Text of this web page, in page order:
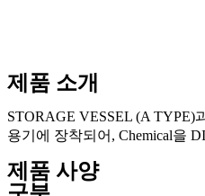
제품 소개
STORAGE VESSEL (A TYPE)
용기에 장착되어, Chemical을
제품 사양